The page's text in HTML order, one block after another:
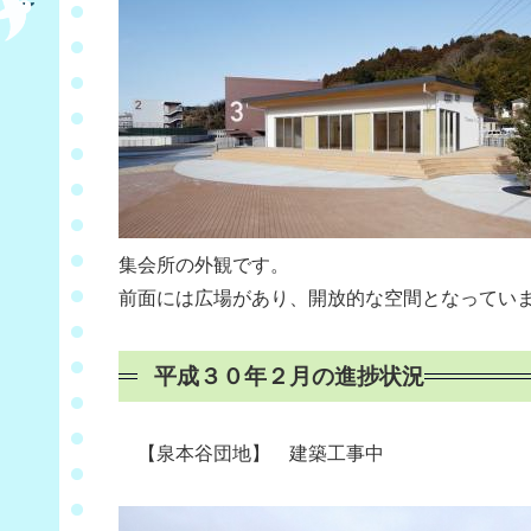
集会所の外観です。
前面には広場があり、開放的な空間となってい
平成３０年２月の進捗状況
【泉本谷団地】 建築工事中